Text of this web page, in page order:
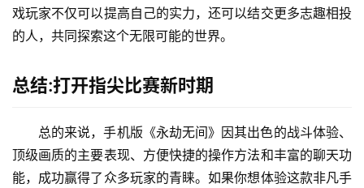
戏玩家不仅可以提高自己的实力，还可以结交更多志趣相投
的人，共同探索这个无限可能的世界。
总结:打开指尖比赛新时期
总的来说，手机版《永劫无间》因其出色的战斗体验、
顶级画质的主要表现、方便快捷的操作方法和丰富的聊天功
能，成功赢得了众多玩家的青睐。如果你想体验这款非凡手